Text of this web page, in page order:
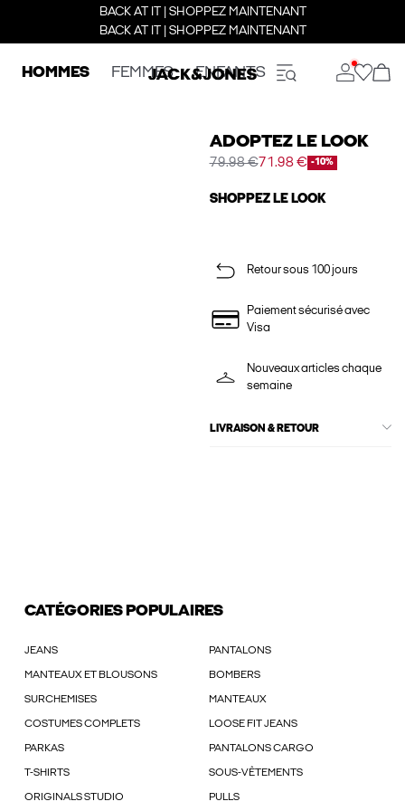
BACK AT IT | SHOPPEZ MAINTENANT
BACK AT IT | SHOPPEZ MAINTENANT
HOMMES FEMMES ENFANTS
ADOPTEZ LE LOOK
79.98 €71.98 € -10%
SHOPPEZ LE LOOK
Retour sous 100 jours
Paiement sécurisé avec
Visa
Nouveaux articles chaque
semaine
LIVRAISON & RETOUR
CATÉGORIES POPULAIRES
JEANS PANTALONS
MANTEAUX ET BLOUSONS BOMBERS
SURCHEMISES MANTEAUX
COSTUMES COMPLETS LOOSE FIT JEANS
PARKAS PANTALONS CARGO
T-SHIRTS SOUS-VÊTEMENTS
ORIGINALS STUDIO PULLS